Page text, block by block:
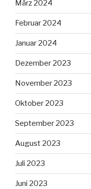
März 2024
Februar 2024
Januar 2024
Dezember 2023
November 2023
Oktober 2023
September 2023
August 2023
Juli 2023
Juni 2023